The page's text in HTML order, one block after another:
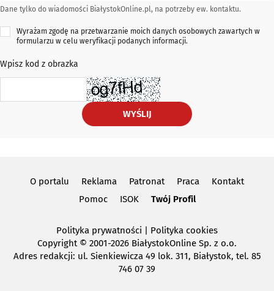
Dane tylko do wiadomości BiałystokOnline.pl, na potrzeby ew. kontaktu.
Wyrażam zgodę na przetwarzanie moich danych osobowych zawartych w
formularzu w celu weryfikacji podanych informacji.
Wpisz kod z obrazka
WYŚLIJ
O portalu Reklama Patronat Praca
Kontakt
Pomoc
ISOK Twój Profil
Polityka prywatności | Polityka cookies
Copyright © 2001-2026 BiałystokOnline Sp. z o.o.
Adres redakcji: ul. Sienkiewicza 49 lok. 311, Białystok, tel. 85
746 07 39